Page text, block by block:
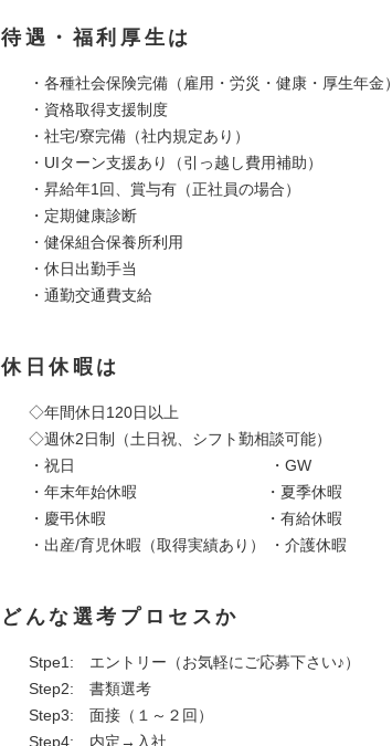
待遇・福利厚生は
・各種社会保険完備（雇用・労災・健康・厚生年金）
・資格取得支援制度
・社宅/寮完備（社内規定あり）
・UIターン支援あり（引っ越し費用補助）
・昇給年1回、賞与有（正社員の場合）
・定期健康診断
・健保組合保養所利用
・休日出勤手当
・通勤交通費支給
休日休暇は
◇年間休日120日以上
◇週休2日制（土日祝、シフト勤相談可能）
・祝日 ・GW
・年末年始休暇 ・夏季休暇
・慶弔休暇 ・有給休暇
・出産/育児休暇（取得実績あり） ・介護休暇
どんな選考プロセスか
Stpe1: エントリー（お気軽にご応募下さい♪）
Step2: 書類選考
Step3: 面接（１～２回）
Step4: 内定→入社